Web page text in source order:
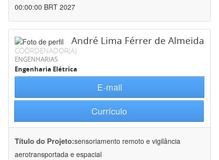
00:00:00 BRT 2027
André Lima Férrer de Almeida
COORDENADOR(A)
ENGENHARIAS
Engenharia Elétrica
E-mail
Currículo
Título do Projeto:sensoriamento remoto e vigilância
aerotransportada e espacial